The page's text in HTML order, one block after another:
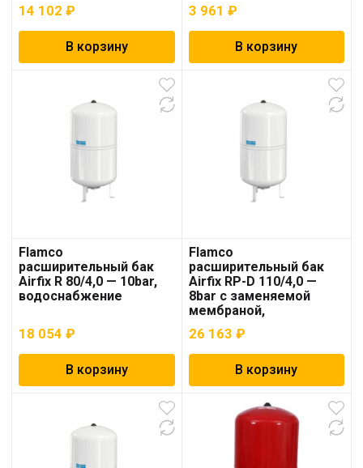
14 102 ₽
В корзину
3 961 ₽
В корзину
Flamco
расширительный бак
Airfix R 80/4,0 — 10bar,
водоснабжение
18 054 ₽
В корзину
Flamco
расширительный бак
Airfix RP-D 110/4,0 —
8bar с заменяемой
мембраной,
водоснабжение
26 163 ₽
В корзину